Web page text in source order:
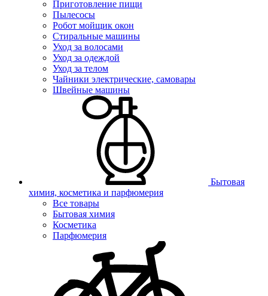
Приготовление пищи
Пылесосы
Робот мойщик окон
Стиральные машины
Уход за волосами
Уход за одеждой
Уход за телом
Чайники электрические, самовары
Швейные машины
Бытовая
химия, косметика и парфюмерия
Все товары
Бытовая химия
Косметика
Парфюмерия